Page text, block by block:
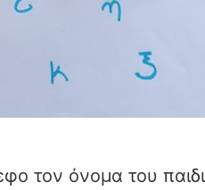
τον όνομα του